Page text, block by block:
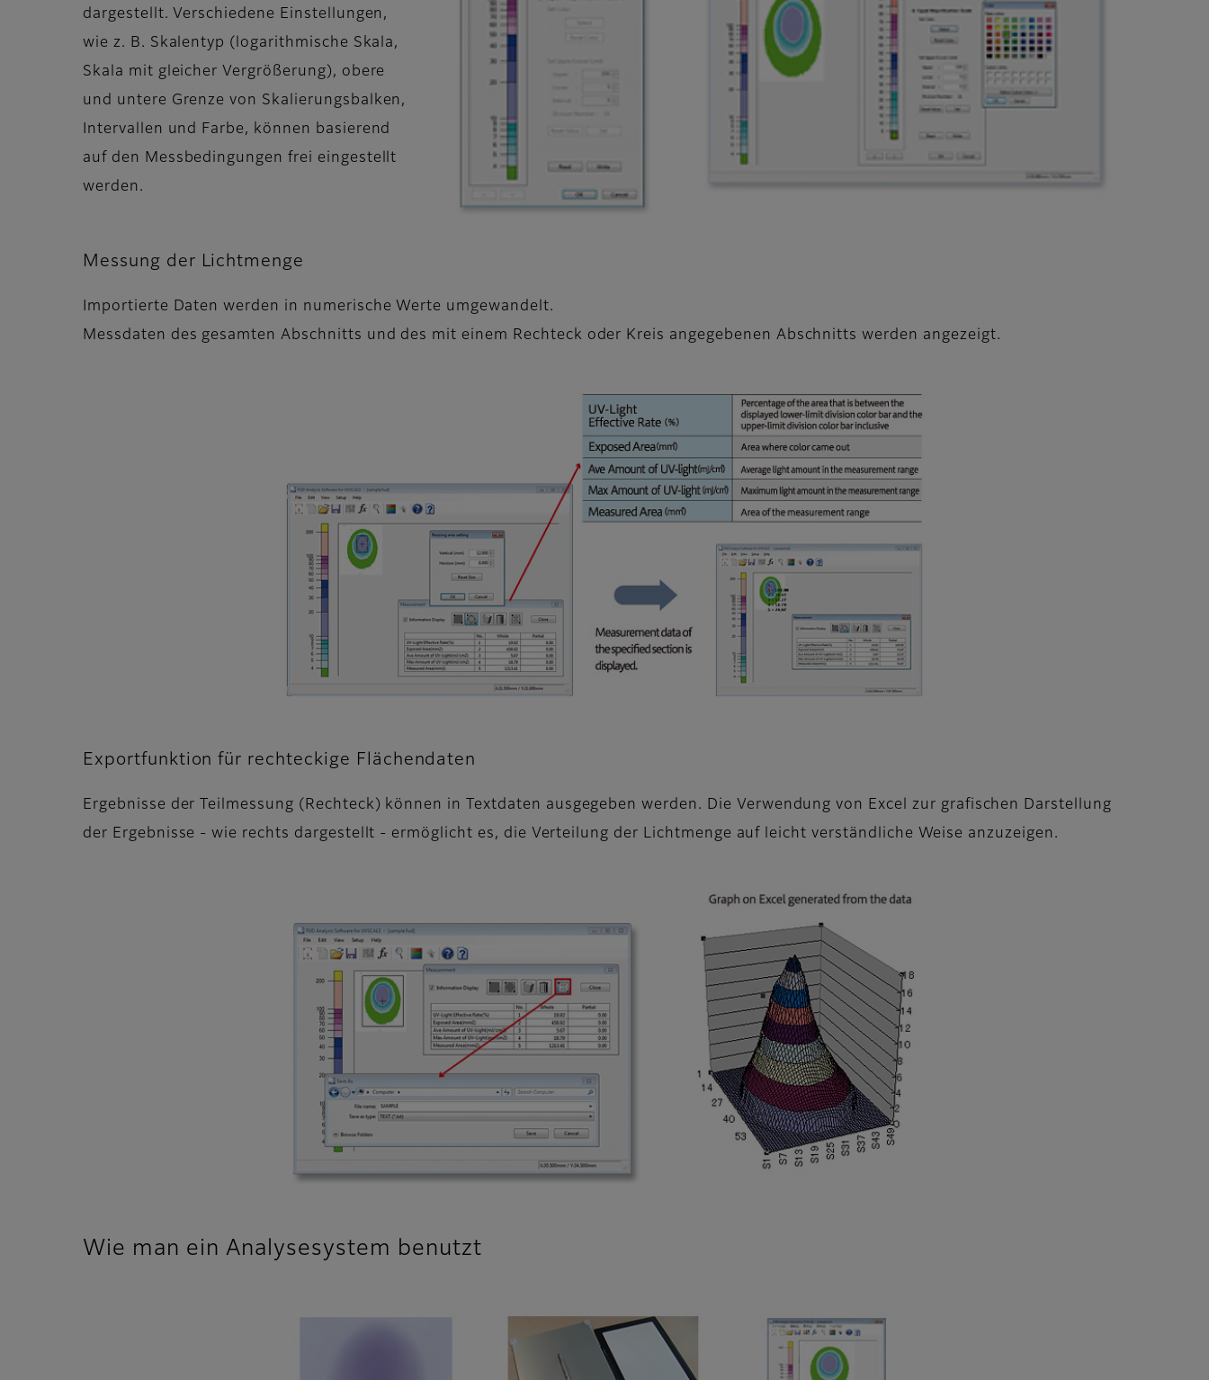
dargestellt. Verschiedene Einstellungen,
wie z. B. Skalentyp (logarithmische Skala,
Skala mit gleicher Vergrößerung), obere
und untere Grenze von Skalierungsbalken,
Intervallen und Farbe, können basierend
auf den Messbedingungen frei eingestellt
werden.
Messung der Lichtmenge
Importierte Daten werden in numerische Werte umgewandelt.
Messdaten des gesamten Abschnitts und des mit einem Rechteck oder Kreis angegebenen Abschnitts werden angezeigt.
Exportfunktion für rechteckige Flächendaten
Ergebnisse der Teilmessung (Rechteck) können in Textdaten ausgegeben werden. Die Verwendung von Excel zur grafischen Darstellung
der Ergebnisse - wie rechts dargestellt - ermöglicht es, die Verteilung der Lichtmenge auf leicht verständliche Weise anzuzeigen.
Wie man ein Analysesystem benutzt